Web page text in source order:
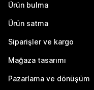
Ürün bulma
Ürün satma
Siparişler ve kargo
Mağaza tasarımı
Pazarlama ve dönüşüm